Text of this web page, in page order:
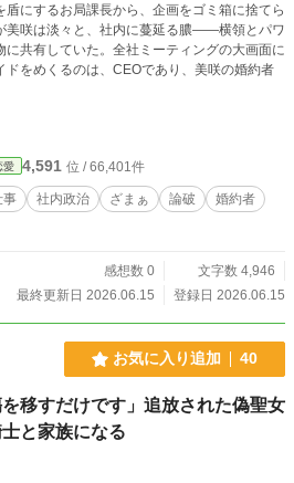
盾にするお局課長から、企画をゴミ箱に捨てら
美咲は淡々と、社内に蔓延る膿——横領とパワ
共有していた。全社ミーティングの大画面に
をめくるのは、CEOであり、美咲の婚約者
愛 4,591 位 / 66,401件
事 社内政治 ざまぁ 論破
婚約者
感想数 0
文字数 4,946
最終更新日 2026.06.15
登録日 2026.06.15
お気に入り追加 40
を移すだけです」追放された偽聖女
と家族になる